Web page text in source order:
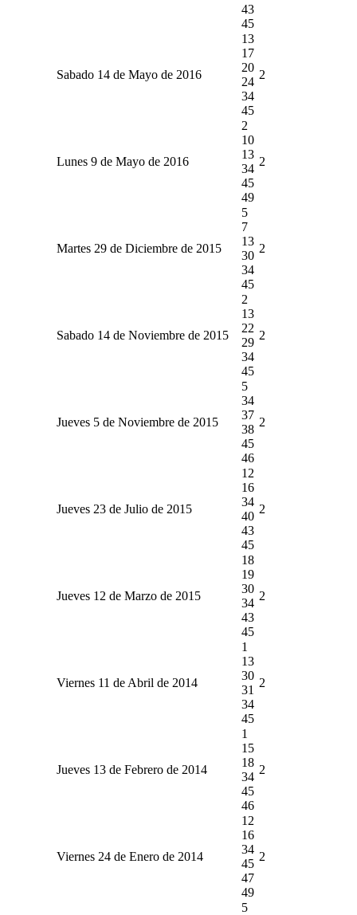
43
45
Sabado 14 de Mayo de 2016
13
17
20
24
34
45
2
Lunes 9 de Mayo de 2016
2
10
13
34
45
49
2
Martes 29 de Diciembre de 2015
5
7
13
30
34
45
2
Sabado 14 de Noviembre de 2015
2
13
22
29
34
45
2
Jueves 5 de Noviembre de 2015
5
34
37
38
45
46
2
Jueves 23 de Julio de 2015
12
16
34
40
43
45
2
Jueves 12 de Marzo de 2015
18
19
30
34
43
45
2
Viernes 11 de Abril de 2014
1
13
30
31
34
45
2
Jueves 13 de Febrero de 2014
1
15
18
34
45
46
2
Viernes 24 de Enero de 2014
12
16
34
45
47
49
2
5